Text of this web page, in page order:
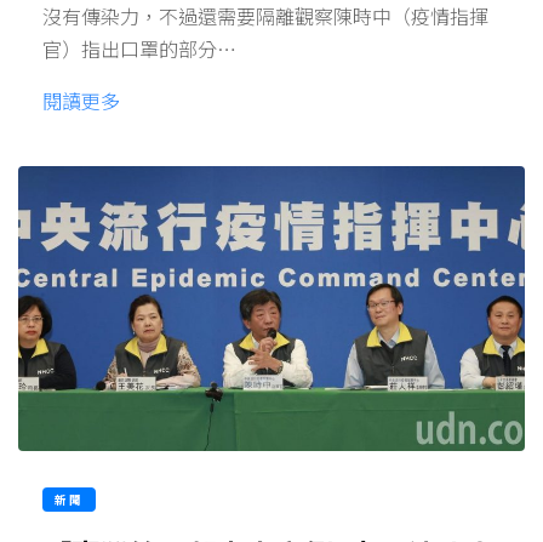
沒有傳染力，不過還需要隔離觀察陳時中（疫情指揮
官）指出口罩的部分…
閱讀更多
新聞